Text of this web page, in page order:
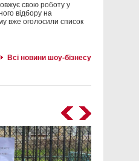
свою роботу у
відбору на
вже оголосили список
Всі новини шоу-бізнесу